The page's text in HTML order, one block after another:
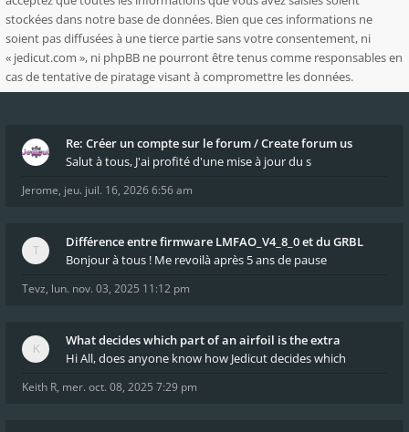
stockées dans notre base de données. Bien que ces informations ne
soient pas diffusées à une tierce partie sans votre consentement, ni
« jedicut.com », ni phpBB ne pourront être tenus comme responsables en
cas de tentative de piratage visant à compromettre les données.
Re: Créer un compte sur le forum / Create forum us
Salut à tous, J'ai profité d'une mise à jour du s
Jerome, jeu. juil. 16, 2026 6:56 am
Différence entre firmware LMFAO_V4_8_0 et du GRBL
Bonjour à tous ! Me revoilà après 5 ans de pause
Tevz, lun. nov. 03, 2025 11:12 pm
What decides which part of an airfoil is the extra
Hi All, does anyone know how Jedicut decides which
Keith R, mer. oct. 08, 2025 7:29 pm